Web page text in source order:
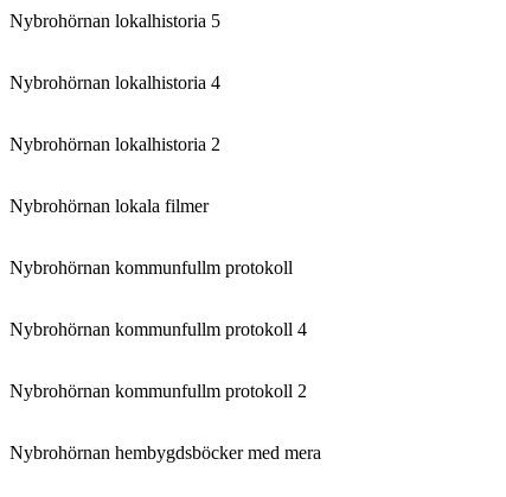
Nybrohörnan lokalhistoria 5
Nybrohörnan lokalhistoria 4
Nybrohörnan lokalhistoria 2
Nybrohörnan lokala filmer
Nybrohörnan kommunfullm protokoll
Nybrohörnan kommunfullm protokoll 4
Nybrohörnan kommunfullm protokoll 2
Nybrohörnan hembygdsböcker med mera